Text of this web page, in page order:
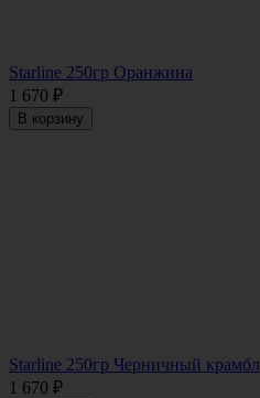
Starline 250гр Оранжина
1 670 ₽
В корзину
Starline 250гр Черничный крамбл
1 670 ₽